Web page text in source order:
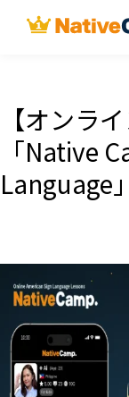
【オンラ
「Native
Language